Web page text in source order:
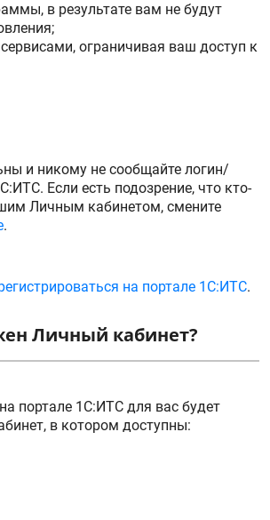
в результате вам не будут
ограничивая ваш доступ к
и никому не сообщайте логин/
Если есть подозрение, что кто-
Личным кабинетом, смените
.
на портале 1С:ИТС.
Личный кабинет?
портале 1C:ИТС для вас будет
в котором доступны: